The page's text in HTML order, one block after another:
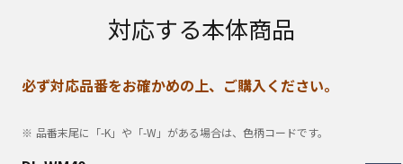
対応する本体商品
必ず対応品番をお確かめの上、ご購入ください。
品番末尾に「-K」や「-W」がある場合は、色柄コードです。